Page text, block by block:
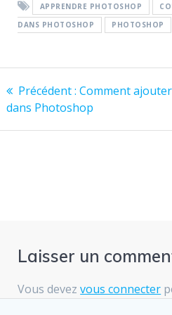
APPRENDRE PHOTOSHOP
DANS PHOTOSHOP
PHOTOSHOP
Navigation
de
Précédent : Article
précédent
Comment
dans Photoshop
Laisser un
Vous devezvous connecter